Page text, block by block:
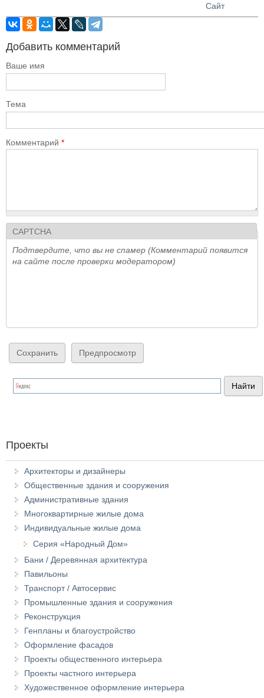
Сайт
Добавить комментарий
Ваше имя
Тема
Комментарий *
CAPTCHA
Подтвердите, что вы не спамер (Комментарий появится
на сайте после проверки модератором)
Проекты
Архитекторы и дизайнеры
Общественные здания и сооружения
Административные здания
Многоквартирные жилые дома
Индивидуальные жилые дома
Серия «Народный Дом»
Бани / Деревянная архитектура
Павильоны
Транспорт / Автосервис
Промышленные здания и сооружения
Реконструкция
Генпланы и благоустройство
Оформление фасадов
Проекты общественного интерьера
Проекты частного интерьера
Художественное оформление интерьера